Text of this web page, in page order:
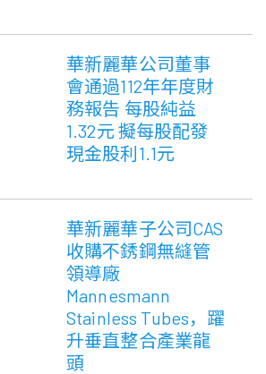
華新麗華公司董事
會通過112年年度財
務報告 每股純益
1.32元 擬每股配發
現金股利1.1元
華新麗華子公司CAS
收購不銹鋼無縫管
領導廠
Mannesmann
Stainless Tubes，躍
升垂直整合產業龍
頭